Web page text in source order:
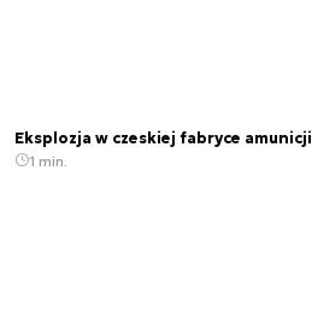
Eksplozja w czeskiej fabryce amunicji
1 min.